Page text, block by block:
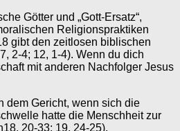
Götter und „Gott-Ersatz“,
Religionspraktiken
gibt den zeitlosen biblischen
2-4; 12, 1-4). Wenn du dich
mit anderen Nachfolger Jesus
dem Gericht, wenn sich die
hatte die Menschheit zur
20-33; 19, 24-25).